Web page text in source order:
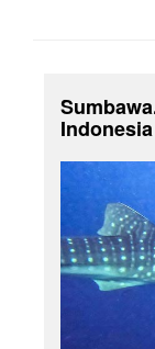
Indonesia